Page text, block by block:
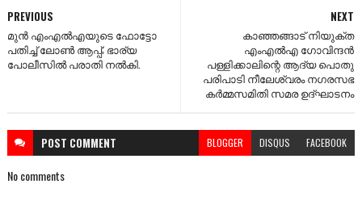
NEXT
കാഞ്ഞങ്ങാട് നിയുക്ത
എംഎൽഎ ഗോവിന്ദൻ
പള്ളിക്കാലിന്റെ ആദ്യ പൊതു
പരിപാടി നീലേശ്വരം നഗരസഭ
കർമ്മസമിതി സമര ഉദ്ഘാടനം
PREVIOUS
മുൻ എംഎൽഎയുടെ ഫോട്ടോ
പതിച്ച് ലോൺ ആപ്പ്; ഭാര്യ
പോലീസിൽ പരാതി നൽകി.
POST COMMENT BLOGGER DISQUS FACEBOOK
No comments